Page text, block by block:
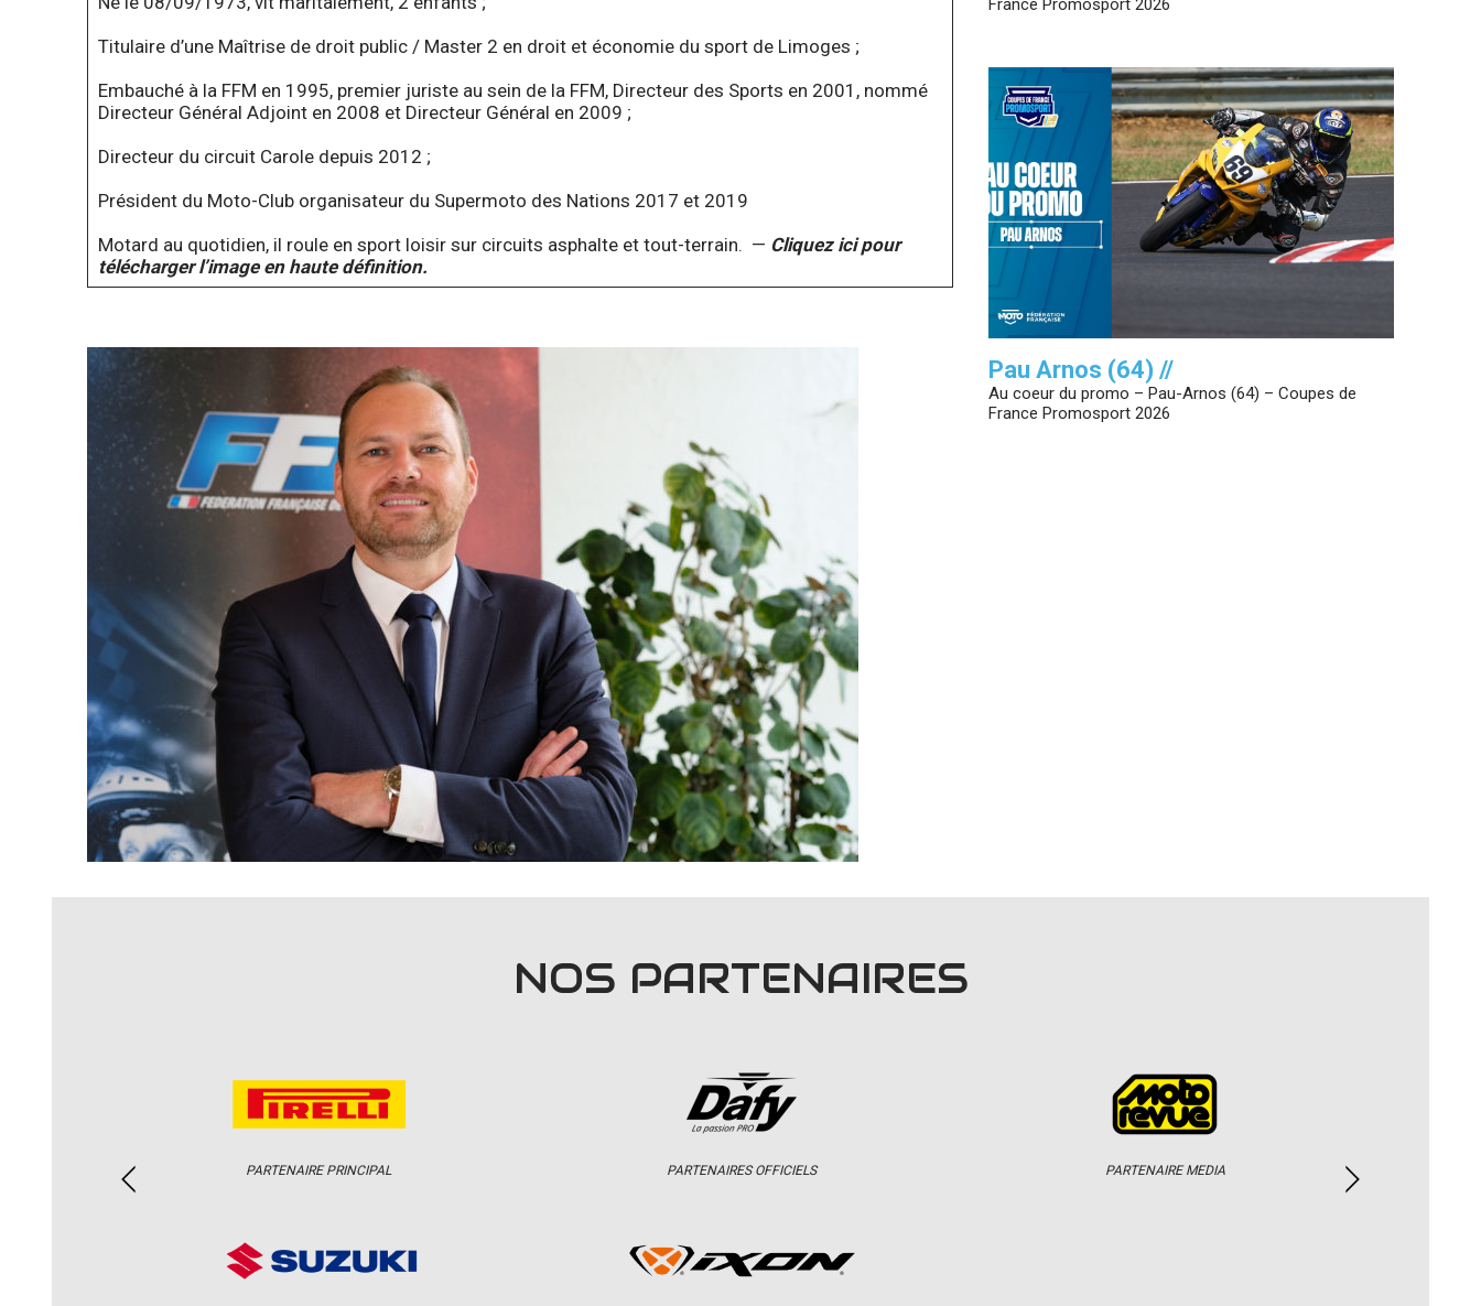
Titulaire d’une Maîtrise de droit public / Master 2 en droit et économie du sport de Limoges ;
Embauché à la FFM en 1995, premier juriste au sein de la FFM, Directeur des Sports en 2001, nommé
Directeur Général Adjoint en 2008 et Directeur Général en 2009 ;
Directeur du circuit Carole depuis 2012 ;
Président du Moto-Club organisateur du Supermoto des Nations 2017 et 2019
Motard au quotidien, il roule en sport loisir sur circuits asphalte et tout-terrain. — Cliquez ici pour
télécharger l’image en haute définition.
France Promosport 2026
Pau Arnos (64) //
Au coeur du promo – Pau-Arnos (64) – Coupes de
France Promosport 2026
NOS PARTENAIRES
PARTENAIRE PRINCIPAL PARTENAIRES OFFICIELS PARTENAIRE MEDIA